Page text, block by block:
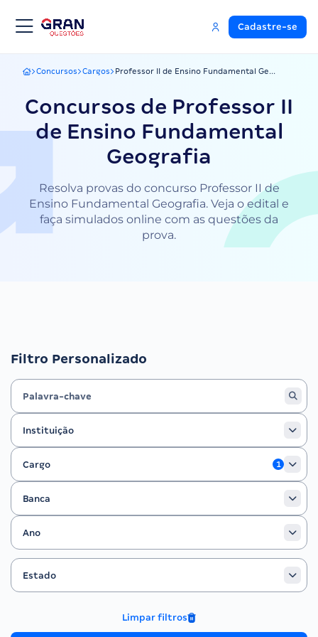
Cadastre-se
Gran Questões
Concursos Cargos Professor II de Ensino Fundamental Ge...
Concursos de Professor II
de Ensino Fundamental
Geografia
Resolva provas do concurso Professor II de
Ensino Fundamental Geografia. Veja o edital e
faça simulados online com as questões da
prova.
Filtro Personalizado
Instituição
Instituição
Cargo
Cargo
1
Banca
Banca
Ano
Ano
Filtrar por Estado
Estado
Estado
Limpar filtros